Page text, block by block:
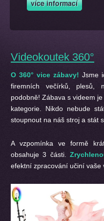
Videokoutek 360°
O 360° vice zábavy! Jsme
firemních večírků, plesů,
podobně! Zábava s videem
kategorie. Nikdo nebude
stoupnout na náš stroj a stát
A vzpomínka ve formě
obsahuje 3 části.
efektní zpracování učiní vaše